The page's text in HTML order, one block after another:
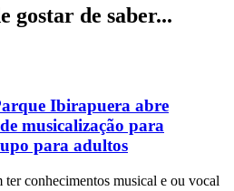
gostar de saber...
Ibirapuera abre
musicalização para
para adultos
ter conhecimentos musical e ou vocal